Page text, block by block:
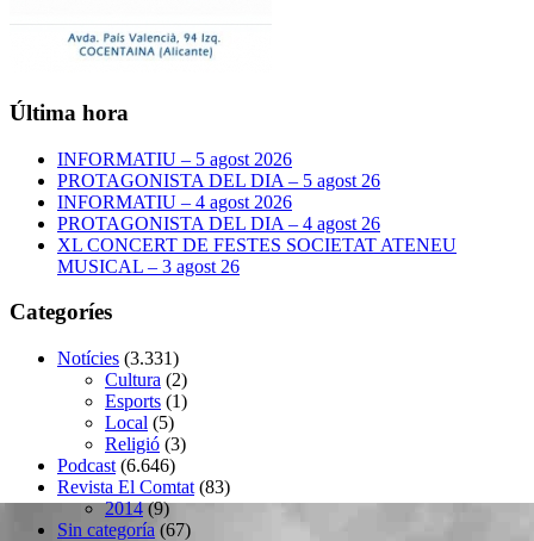
Última hora
INFORMATIU – 5 agost 2026
PROTAGONISTA DEL DIA – 5 agost 26
INFORMATIU – 4 agost 2026
PROTAGONISTA DEL DIA – 4 agost 26
XL CONCERT DE FESTES SOCIETAT ATENEU
MUSICAL – 3 agost 26
Categoríes
Notícies (3.331)
Cultura (2)
Esports (1)
Local (5)
Religió (3)
Podcast (6.646)
Revista El Comtat (83)
2014(9)
Sin categoría (67)